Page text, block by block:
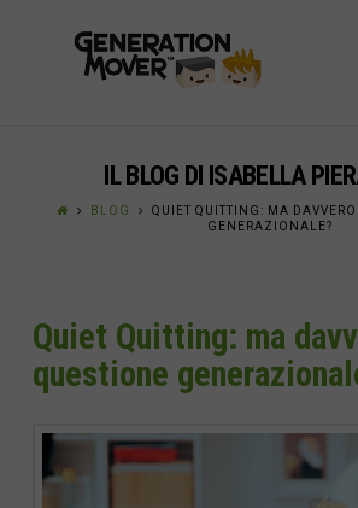
IL BLOG DI ISABELLA
BLOG
QUIET QUITTING: MA
GENERAZIONALE?
Quiet Quitting: ma
questione